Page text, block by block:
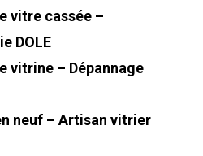
vitre cassée –
DOLE
vitrine – Dépannage
neuf – Artisan vitrier